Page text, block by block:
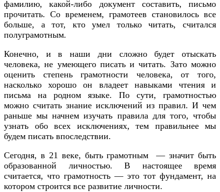
фамилию, какой-либо документ составить, письмо
прочитать. Со временем, грамотеев становилось все
больше, а тот, кто умел только читать, считался
полуграмотным.
Конечно, и в наши дни сложно будет отыскать
человека, не умеющего писать и читать. Зато можно
оценить степень грамотности человека, от того,
насколько хорошо он владеет навыками чтения и
письма на родном языке. По сути, грамотностью
можно считать знание исключений из правил. И чем
раньше мы начнем изучать правила для того, чтобы
узнать обо всех исключениях, тем правильнее мы
будем писать впоследствии.
Сегодня, в 21 веке, быть грамотным — значит быть
образованной личностью. В настоящее время
считается, что грамотность — это тот фундамент, на
котором строится все развитие личности.